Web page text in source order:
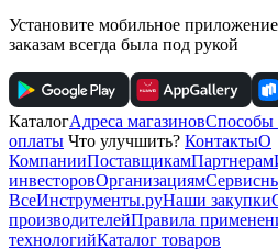
Установите мобильное
заказам всегда была под рукой
КаталогАдреса магазиновСпособы
оплаты Что улучшить? КонтактыО
КомпанииПоставщикамПартнерам
инвесторовОрганизациям
ВсеИнструменты.руНаши закупки
производителейПравила
технологийКаталог товаров